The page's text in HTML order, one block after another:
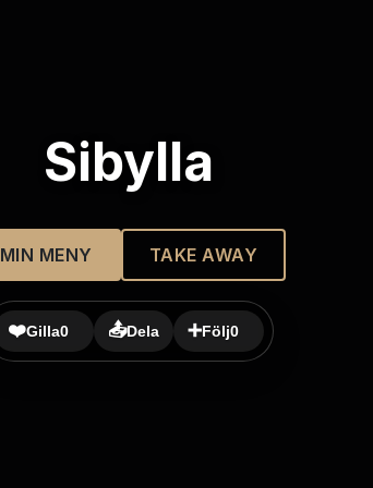
Sibylla
MIN MENY TAKE AWAY
❤️Gilla0 📤Dela ➕Följ0